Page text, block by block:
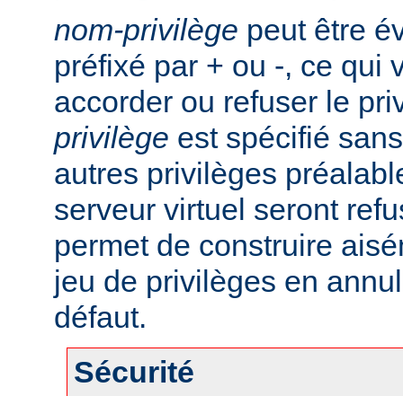
nom-privilège peut être
préfixé par + ou -, ce qui
accorder ou refuser le
privilège est spécifié
autres privilèges
serveur virtuel seront
permet de construire
jeu de privilèges en
défaut.
Sécurité